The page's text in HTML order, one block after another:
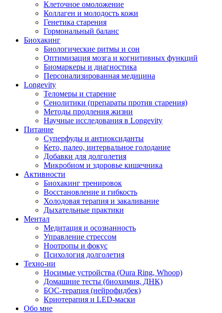
Клеточное омоложение
Коллаген и молодость кожи
Генетика старения
Гормональный баланс
Биохакинг
Биологические ритмы и сон
Оптимизация мозга и когнитивных функций
Биомаркеры и диагностика
Персонализированная медицина
Longevity
Теломеры и старение
Сенолитики (препараты против старения)
Методы продления жизни
Научные исследования в Longevity
Питание
Суперфуды и антиоксиданты
Кето, палео, интервальное голодание
Добавки для долголетия
Микробиом и здоровье кишечника
Активности
Биохакинг тренировок
Восстановление и гибкость
Холодовая терапия и закаливание
Дыхательные практики
Ментал
Медитация и осознанность
Управление стрессом
Ноотропы и фокус
Психология долголетия
Техно-ии
Носимые устройства (Oura Ring, Whoop)
Домашние тесты (биохимия, ДНК)
БОС-терапия (нейрофидбек)
Криотерапия и LED-маски
Обо мне